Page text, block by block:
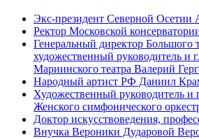
Экс-президент Северной Осетии
Ректор Московской
Генеральный директор Большого
художественный руководитель и
Мариинского театра Валерий
Народный артист РФ Даниил
Художественный руководитель и
Женского симфонического
Доктор искусствоведения,
Внучка Вероники Дударовой